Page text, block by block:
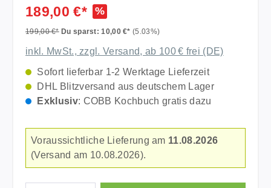
189,00 €* %
199,00 €* Du sparst: 10,00 €*(5.03%)
inkl. MwSt., zzgl. Versand, ab 100 € frei (DE)
Sofort lieferbar 1-2 Werktage Lieferzeit
DHL Blitzversand aus deutschem Lager
Exklusiv: COBB Kochbuch gratis dazu
Voraussichtliche Lieferung am 11.08.2026
(Versand am 10.08.2026).